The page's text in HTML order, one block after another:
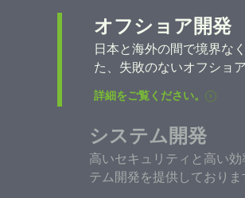
オフショア開発
日本と海外の間で境界な
た、失敗のないオフショ
詳細をご覧ください。
システム開発
高いセキュリティと高い
テム開発を提供しておりま